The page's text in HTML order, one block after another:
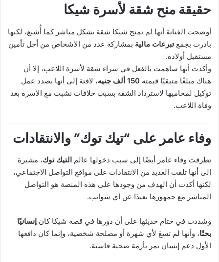
حقيقة منح شقة لأسرة شيكا
أوضحت الفنانة أنها لم تمنح شيكا شقة بشكل مباشر كما أُشيع، لكنها
بادرت بجمعتبرعات مالية بمشاركة عدد من الأشخاص من أجل تأمين
مستقبل أولاده.
وأكدت أنها ساهمت بالفعل في شراء شقة لأسرة اللاعب، إلا أن
هناك مبلغًا متبقيًا قيمته 150 ألف جنيه
، لافتة إلى أنها بصدد عمل
توكيل لمحاميها لاسترداد الشقة بسبب خلافات نشبت مع الأسرة بعد
وفاة اللاعب.
وفاء عامر على “تيك توك” والانتقادات
تطرقت وفاء عامر أيضًا إلى سبب دخولها عالم التيك توك، مشيرة
إلى أنها تلقت العديد من الانتقادات على مواقع التواصل الاجتماعي،
لكنها أكدت أن الهدف من وجودها على هذه المنصة هو التواصل
المباشر مع جمهورها بعيدًا عن أي شوائب.
وشددت في ختام حديثها على أن دورها في قصة شيكا كان إنسانيًا
بحتًا، وأنها لم تسعَ لأي شهرة أو مصلحة شخصية، وإنما كان دافعها
الأول دعم إنسان يمر بأزمة صحية قاسية.